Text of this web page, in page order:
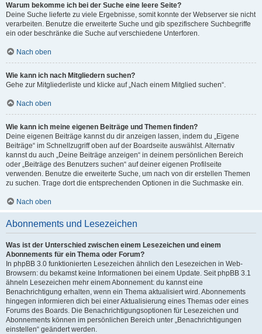
Warum bekomme ich bei der Suche eine leere Seite?
Deine Suche lieferte zu viele Ergebnisse, somit konnte der Webserver sie nicht
verarbeiten. Benutze die erweiterte Suche und gib spezifischere Suchbegriffe
ein oder beschränke die Suche auf verschiedene Unterforen.
Nach oben
Wie kann ich nach Mitgliedern suchen?
Gehe zur Mitgliederliste und klicke auf „Nach einem Mitglied suchen“.
Nach oben
Wie kann ich meine eigenen Beiträge und Themen finden?
Deine eigenen Beiträge kannst du dir anzeigen lassen, indem du „Eigene
Beiträge“ im Schnellzugriff oben auf der Boardseite auswählst. Alternativ
kannst du auch „Deine Beiträge anzeigen“ in deinem persönlichen Bereich
oder „Beiträge des Benutzers suchen“ auf deiner eigenen Profilseite
verwenden. Benutze die erweiterte Suche, um nach von dir erstellen Themen
zu suchen. Trage dort die entsprechenden Optionen in die Suchmaske ein.
Nach oben
Abonnements und Lesezeichen
Was ist der Unterschied zwischen einem Lesezeichen und einem
Abonnements für ein Thema oder Forum?
In phpBB 3.0 funktionierten Lesezeichen ähnlich den Lesezeichen in Web-
Browsern: du bekamst keine Informationen bei einem Update. Seit phpBB 3.1
ähneln Lesezeichen mehr einem Abonnement: du kannst eine
Benachrichtigung erhalten, wenn ein Thema aktualisiert wird. Abonnements
hingegen informieren dich bei einer Aktualisierung eines Themas oder eines
Forums des Boards. Die Benachrichtigungsoptionen für Lesezeichen und
Abonnements können im persönlichen Bereich unter „Benachrichtigungen
einstellen“ geändert werden.